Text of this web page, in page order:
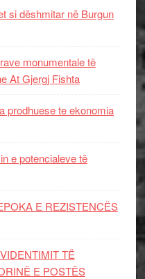
si dëshmitar në Burgun
monumentale të
At Gjergj Fishta
prodhuese te ekonomia
e potencialeve të
E REZISTENCЁS
TË
E POSTËS